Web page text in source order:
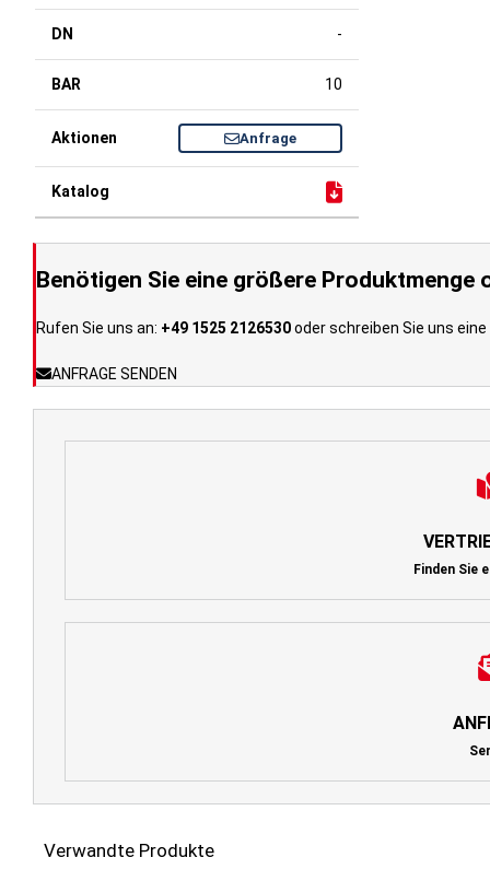
-
10
Anfrage
Benötigen Sie eine größere Produktmenge
Rufen Sie uns an: +49 1525 2126530oder schreiben Sie uns eine
ANFRAGE SENDEN
Finden Sie
Verwandte Produkte